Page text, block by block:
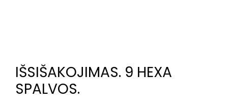
IŠSIŠAKOJIMAS. 9 HEXA
SPALVOS.